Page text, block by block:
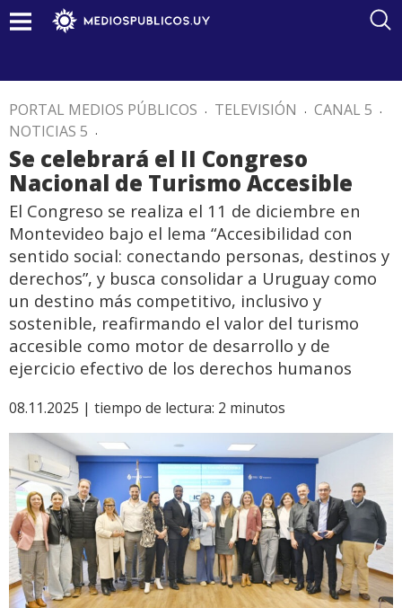
PORTAL MEDIOS PÚBLICOS . TELEVISIÓN . CANAL 5 .
NOTICIAS 5 .
Se celebrará el II Congreso
Nacional de Turismo Accesible
El Congreso se realiza el 11 de diciembre en
Montevideo bajo el lema “Accesibilidad con
sentido social: conectando personas, destinos y
derechos”, y busca consolidar a Uruguay como
un destino más competitivo, inclusivo y
sostenible, reafirmando el valor del turismo
accesible como motor de desarrollo y de
ejercicio efectivo de los derechos humanos
08.11.2025 | tiempo de lectura: 2 minutos